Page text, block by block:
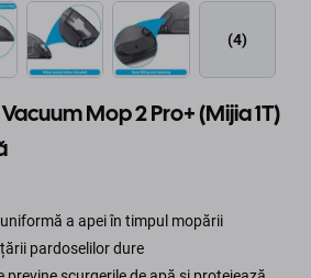
(4)
Mop 2 Pro+ (Mijia 1T)
a apei în timpul mopării
pardoselilor dure